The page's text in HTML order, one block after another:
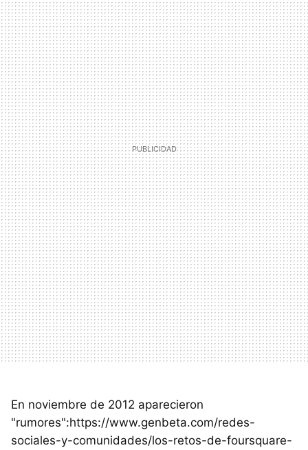
En noviembre de 2012 aparecieron
"rumores":https://www.genbeta.com/redes-
sociales-y-comunidades/los-retos-de-foursquare-